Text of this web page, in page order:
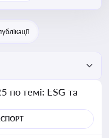
по темі: ESG та